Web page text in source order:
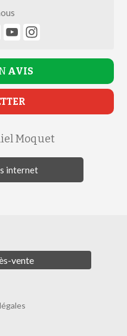
AVIS
Moquet
internet
vente